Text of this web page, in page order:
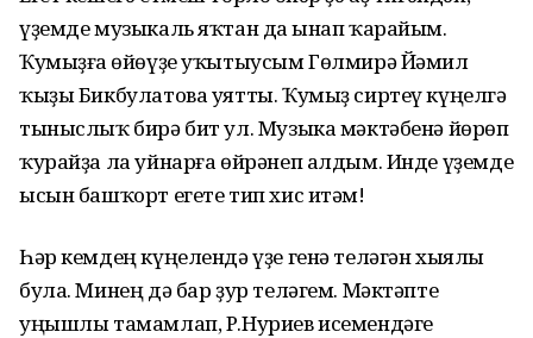
үҙемде музыкаль яҡтан да һынап ҡарайым.
Ҡумыҙға һөйөүҙе уҡытыусым Гөлмирә Йәмил
ҡыҙы Бикбулатова уятты. Ҡумыҙ сиртеү күңелгә
тыныслыҡ бирә бит ул. Музыка мәктәбенә йөрөп
ҡурайҙа ла уйнарға өйрәнеп алдым. Инде үҙемде
ысын башҡорт егете тип хис итәм!
Һәр кемдең күңелендә үҙе генә теләгән хыялы
була. Минең дә бар ҙур теләгем. Мәктәпте
уңышлы тамамлап, Р.Нуриев исемендәге